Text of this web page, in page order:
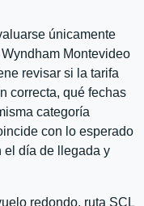
únicamente
Montevideo
revisar si la tarifa
correcta, qué fechas
categoría
con lo esperado
el día de llegada y
redondo, ruta SCL